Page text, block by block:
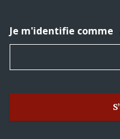
Je m'identifie comme